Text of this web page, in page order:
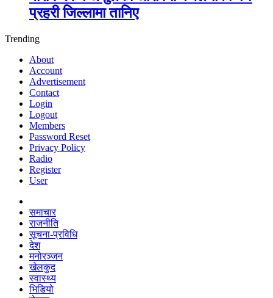
प्रहरी जिल्लामा तानिए
Trending
About
Account
Advertisement
Contact
Login
Logout
Members
Password Reset
Privacy Policy
Radio
Register
User
समाचार
राजनीति
सूचना-प्रविधि
देश
मनोरञ्जन
खेलकुद
स्वास्थ्य
भिडियो